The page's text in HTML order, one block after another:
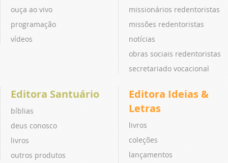
ouça ao vivo
programação
vídeos
missionários redentoristas
missões redentoristas
notícias
obras sociais redentoristas
secretariado vocacional
Editora Santuário
bíblias
deus conosco
livros
outros produtos
Editora Ideias &
Letras
livros
coleções
lançamentos